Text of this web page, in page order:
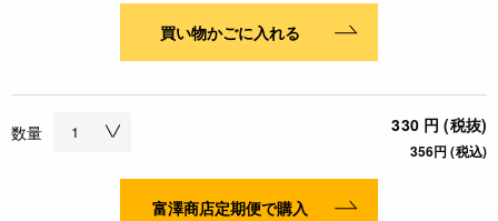
買い物かごに入れる
数量 330 円 (税抜)
356円 (税込)
富澤商店定期便で購入